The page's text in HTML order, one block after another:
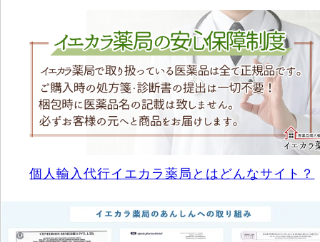
個人輸入代行イエカラ薬局とはどんなサイト？